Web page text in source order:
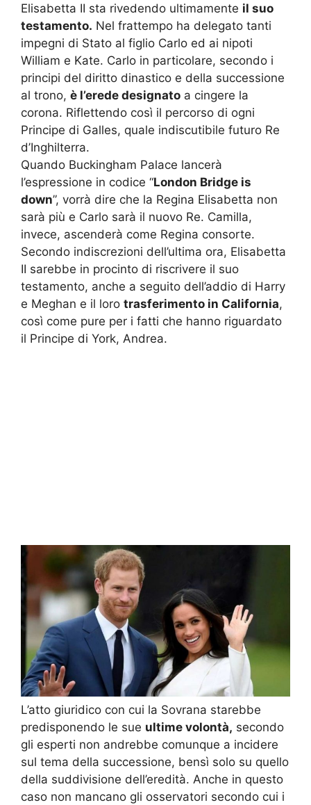
Elisabetta II sta rivedendo ultimamente il suo
testamento. Nel frattempo ha delegato tanti
impegni di Stato al figlio Carlo ed ai nipoti
William e Kate. Carlo in particolare, secondo i
principi del diritto dinastico e della successione
al trono, è l’erede designato a cingere la
corona. Riflettendo così il percorso di ogni
Principe di Galles, quale indiscutibile futuro Re
d’Inghilterra.
Quando Buckingham Palace lancerà
l’espressione in codice “London Bridge is
down”, vorrà dire che la Regina Elisabetta non
sarà più e Carlo sarà il nuovo Re. Camilla,
invece, ascenderà come Regina consorte.
Secondo indiscrezioni dell’ultima ora, Elisabetta
II sarebbe in procinto di riscrivere il suo
testamento, anche a seguito dell’addio di Harry
e Meghan e il loro trasferimento in California,
così come pure per i fatti che hanno riguardato
il Principe di York, Andrea.
L’atto giuridico con cui la Sovrana starebbe
predisponendo le sue ultime volontà, secondo
gli esperti non andrebbe comunque a incidere
sul tema della successione, bensì solo su quello
della suddivisione dell’eredità. Anche in questo
caso non mancano gli osservatori secondo cui i